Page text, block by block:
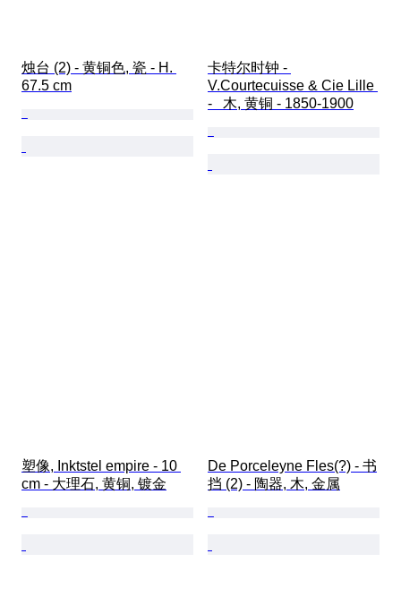
烛台 (2) - 黄铜色, 瓷 - H.
67.5 cm
卡特尔时钟 -
V.Courtecuisse & Cie Lille
-   木, 黄铜 - 1850-1900
塑像, Inktstel empire - 10
cm - 大理石, 黄铜, 镀金
De Porceleyne Fles(?) - 书
挡 (2) - 陶器, 木, 金属